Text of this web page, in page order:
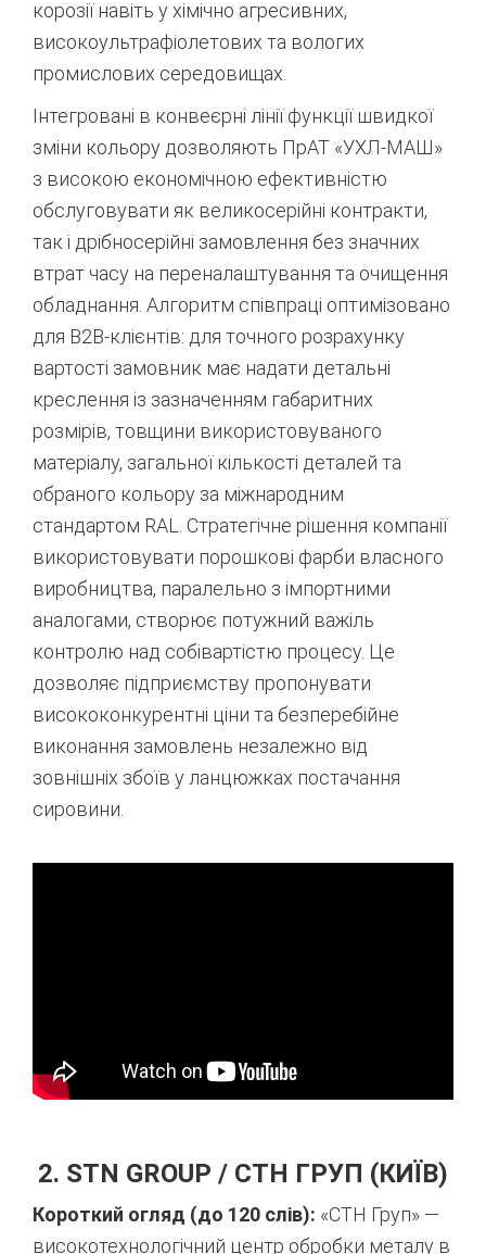
корозії навіть у хімічно агресивних,
високоультрафіолетових та вологих
промислових середовищах.
Інтегровані в конвеєрні лінії функції швидкої
зміни кольору дозволяють ПрАТ «УХЛ-МАШ»
з високою економічною ефективністю
обслуговувати як великосерійні контракти,
так і дрібносерійні замовлення без значних
втрат часу на переналаштування та очищення
обладнання. Алгоритм співпраці оптимізовано
для B2B-клієнтів: для точного розрахунку
вартості замовник має надати детальні
креслення із зазначенням габаритних
розмірів, товщини використовуваного
матеріалу, загальної кількості деталей та
обраного кольору за міжнародним
стандартом RAL.
Стратегічне рішення компанії
використовувати порошкові фарби власного
виробництва, паралельно з імпортними
аналогами, створює потужний важіль
контролю над собівартістю процесу. Це
дозволяє підприємству пропонувати
висококонкурентні ціни та безперебійне
виконання замовлень незалежно від
зовнішніх збоїв у ланцюжках постачання
сировини.
2. STN GROUP / СТН ГРУП (КИЇВ)
Короткий огляд (до 120 слів): «СТН Груп» —
високотехнологічний центр обробки металу в